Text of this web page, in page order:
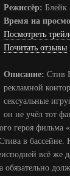
Режиссёр: Блейк
Время на
Посмотреть
Почитать отзывы
Описание: Стив
рекламной
сексуальные
он не учёл тот
героя фильма
в
всё